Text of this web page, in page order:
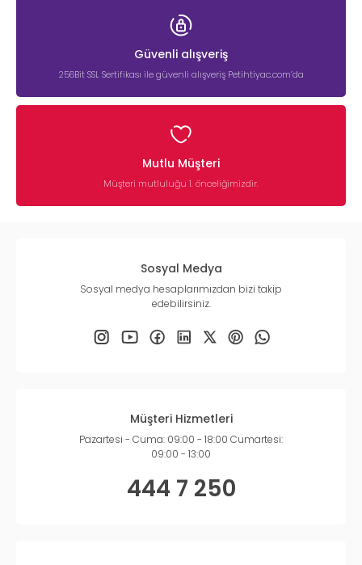
Güvenli alışveriş
256Bit SSL Sertifikası ile güvenli alışveriş Petihtiyac.com’da
Mutlu Müşteri
Müşteri mutluluğu 1. önceliğimizdir.
Sosyal Medya
Sosyal medya hesaplarımızdan bizi takip
edebilirsiniz.
Müşteri Hizmetleri
Pazartesi - Cuma: 09:00 - 18:00 Cumartesi:
09:00 - 13:00
444 7 250